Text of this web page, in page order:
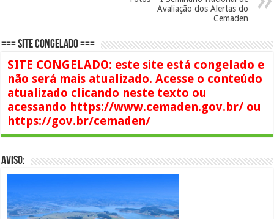
Avaliação dos Alertas do
Cemaden
=== SITE CONGELADO ===
SITE CONGELADO: este site está congelado e
não será mais atualizado. Acesse o conteúdo
atualizado clicando neste texto ou
acessando https://www.cemaden.gov.br/ ou
https://gov.br/cemaden/
AVISO: